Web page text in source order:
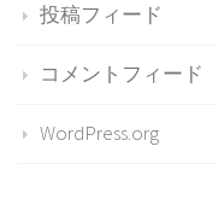
投稿フィード
コメントフィード
WordPress.org